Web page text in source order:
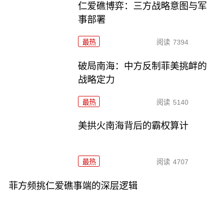
仁爱礁博弈：三方战略意图与军
事部署
最热 阅读 7394
破局南海：中方反制菲美挑衅的
战略定力
最热 阅读 5140
美拱火南海背后的霸权算计
最热 阅读 4707
菲方频挑仁爱礁事端的深层逻辑